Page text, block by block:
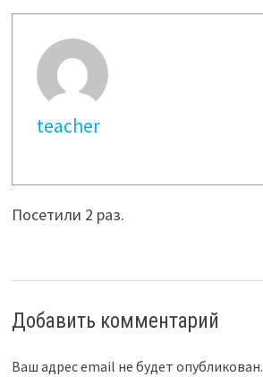
teacher
Посетили 2 раз.
Добавить комментарий
Ваш адрес email не будет опубликован.